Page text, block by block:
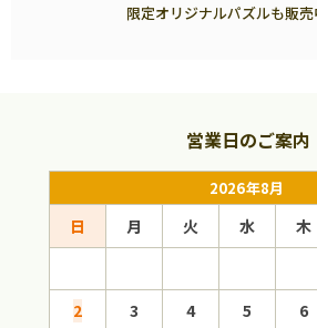
限定オリジナルパズルも販売
営業日のご案内
2026年8月
日 月 火 水 木
2
3 4 5 6